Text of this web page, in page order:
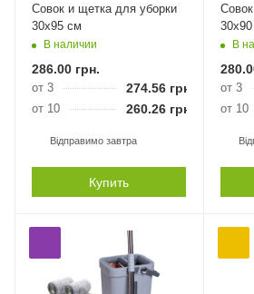
Совок и щетка для уборки
30х95 см
В наличии
286.00 грн.
от 3 274.56 грн.
от 10 260.26 грн.
Відправимо завтра
Купить
В
от 3
от 10